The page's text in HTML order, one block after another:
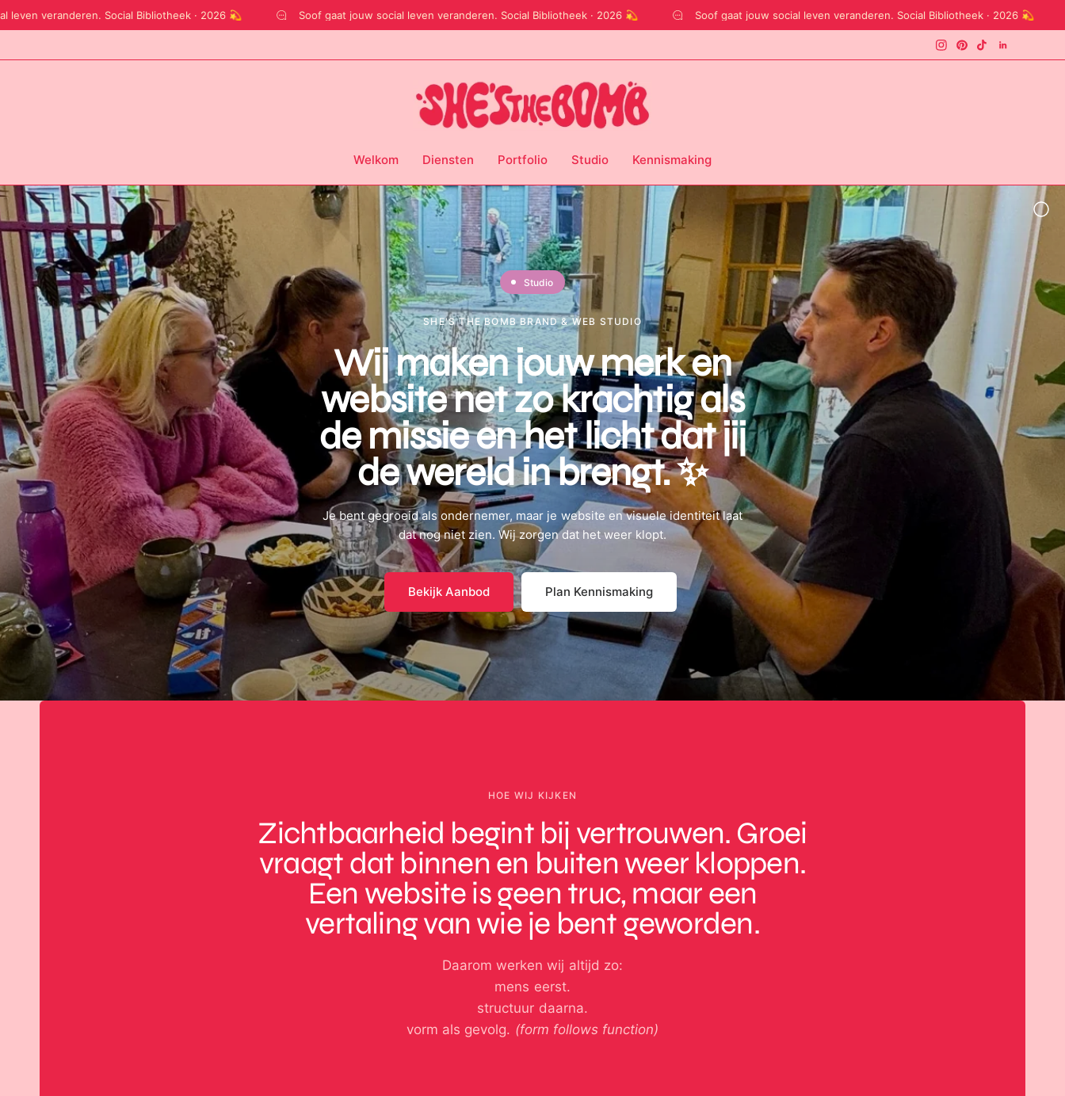
Social Bibliotheek · 2026 💫 Soof gaat jouw social leven veranderen. Social Bibliotheek · 2026 💫 Soof gaat jouw social leven veranderen. Social Bibliotheek · 2026 💫
Welkom Diensten Portfolio Studio Kennismaking
Studio
SHE'S THE BOMB BRAND & WEB STUDIO
Wij maken jouw merk en
website net zo krachtig als
de missie en het licht dat jij
de wereld in brengt. ✨
Je bent gegroeid als ondernemer, maar je website en visuele identiteit laat
dat nog niet zien. Wij zorgen dat het weer klopt.
Bekijk Aanbod Plan Kennismaking
HOE WIJ KIJKEN
Zichtbaarheid begint bij vertrouwen. Groei
vraagt dat binnen en buiten weer kloppen.
Een website is geen truc, maar een
vertaling van wie je bent geworden.
Daarom werken wij altijd zo:
mens eerst.
structuur daarna.
vorm als gevolg. (form follows function)